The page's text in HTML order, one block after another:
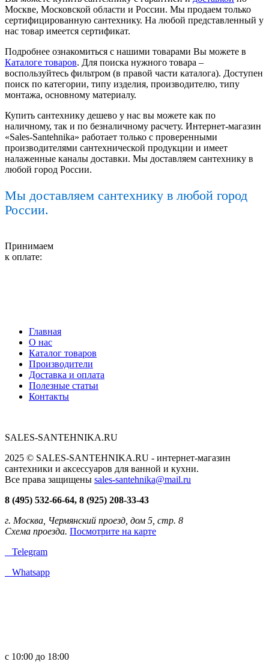
Москве, Московской области и России. Мы продаем только
сертифицированную сантехнику. На любой представленный у
нас товар имеется сертификат.
Подробнее ознакомиться с нашими товарами Вы можете в
Каталоге товаров. Для поиска нужного товара –
воспользуйтесь фильтром (в правой части каталога). Доступен
поиск по категории, типу изделия, производителю, типу
монтажа, основному материалу.
Купить сантехнику дешево у нас вы можете как по
наличному, так и по безналичному расчету. Интернет-магазин
«Sales-Santehnika» работает только с проверенными
производителями сантехнической продукции и имеет
налаженные каналы доставки. Мы доставляем сантехнику в
любой город России.
Мы доставляем сантехнику в любой город
России.
Принимаем
к оплате:
Главная
О нас
Каталог товаров
Производители
Доставка и оплата
Полезные статьи
Контакты
SALES-SANTEHNIKA.RU
2025 © SALES-SANTEHNIKA.RU - интернет-магазин
сантехники и аксессуаров для ванной и кухни.
Все права защищены sales-santehnika@mail.ru
8 (495) 532-66-64, 8 (925) 208-33-43
г. Москва, Чермянский проезд, дом 5, стр. 8
Схема проезда. Посмотрите на карте
Telegram
Whatsapp
с 10:00 до 18:00